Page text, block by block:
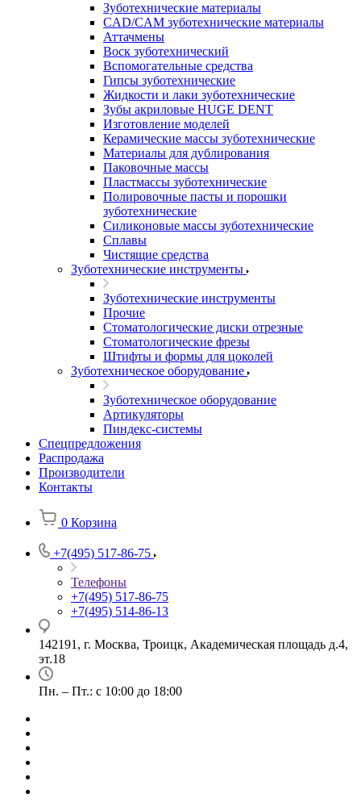
Зуботехнические материалы
CAD/CAM зуботехнические материалы
Аттачмены
Воск зуботехнический
Вспомогательные средства
Гипсы зуботехнические
Жидкости и лаки зуботехнические
Зубы акриловые HUGE DENT
Изготовление моделей
Керамические массы зуботехнические
Материалы для дублирования
Паковочные массы
Пластмассы зуботехнические
Полировочные пасты и порошки
зуботехнические
Силиконовые массы зуботехнические
Сплавы
Чистящие средства
Зуботехнические инструменты
Зуботехнические инструменты
Прочие
Стоматологические диски отрезные
Стоматологические фрезы
Штифты и формы для цоколей
Зуботехническое оборудование
Зуботехническое оборудование
Артикуляторы
Пиндекс-системы
Спецпредложения
Распродажа
Производители
Контакты
0 Корзина
+7(495) 517-86-75
Телефоны
+7(495) 517-86-75
+7(495) 514-86-13
142191, г. Москва, Троицк, Академическая площадь д.4,
эт.18
Пн. – Пт.: с 10:00 до 18:00